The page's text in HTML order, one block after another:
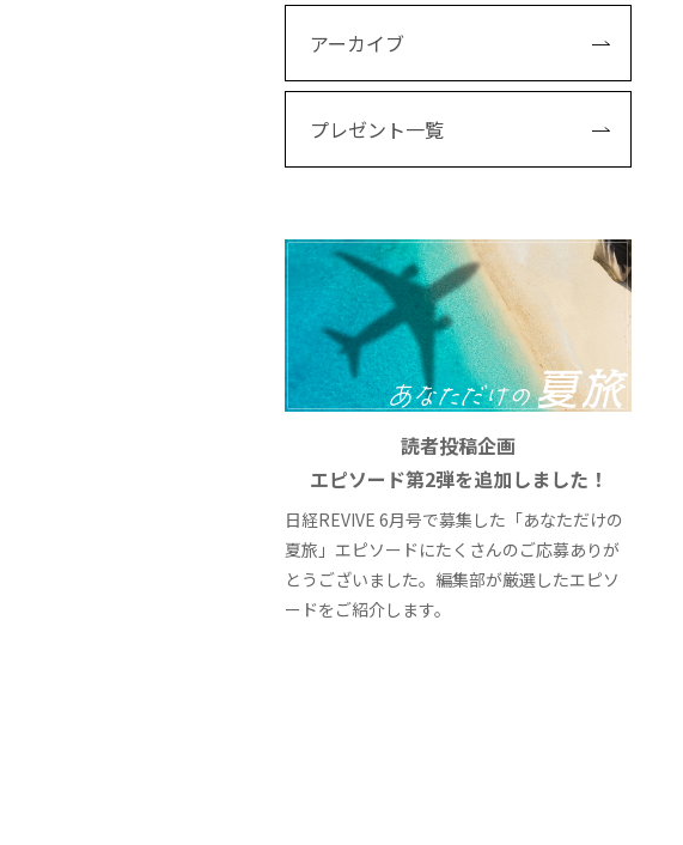
アーカイブ
プレゼント一覧
読者投稿企画
エピソード第2弾を追加しました！
日経REVIVE 6月号で募集した「あなただけの
夏旅」エピソードにたくさんのご応募ありが
とうございました。編集部が厳選したエピソ
ードをご紹介します。